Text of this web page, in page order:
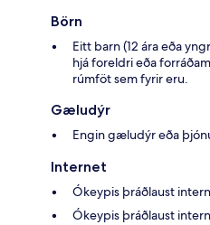
Börn
Eitt barn (12 ára eða
hjá foreldri eða
rúmföt sem fyrir eru.
Gæludýr
Engin gæludýr eða
Internet
Ókeypis þráðlaust
Ókeypis þráðlaust